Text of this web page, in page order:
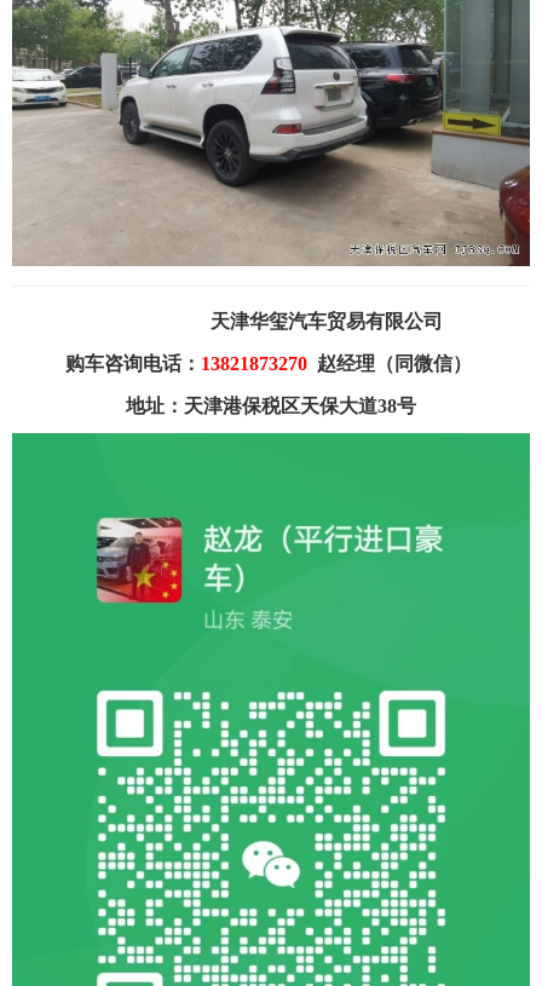
天津华玺汽车贸易有限公司
购车咨询电话： 13821873270 赵经理（同微信）
地址：天津港保税区天保大道38号